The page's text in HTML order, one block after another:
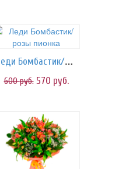
Леди Бомбастик/розы пионка
600руб. 570 руб.